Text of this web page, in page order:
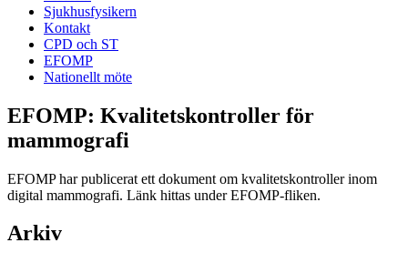
Sjukhusfysikern
Kontakt
CPD och ST
EFOMP
Nationellt möte
EFOMP: Kvalitetskontroller för
mammografi
EFOMP har publicerat ett dokument om kvalitetskontroller inom
digital mammografi. Länk hittas under EFOMP-fliken.
Arkiv